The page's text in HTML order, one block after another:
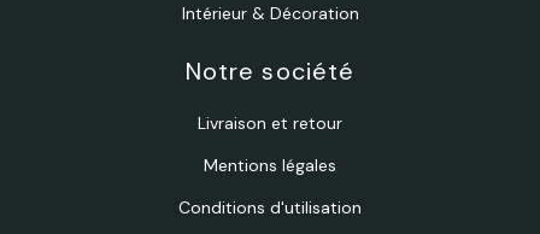
Intérieur & Décoration
Notre société
Livraison et retour
Mentions légales
Conditions d'utilisation